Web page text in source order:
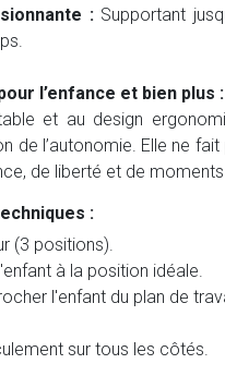
:Supportant
l’enfance et bien plus :
et au design
de l’autonomie. Elle ne
de liberté et de moments
:
(3 positions).
à la position idéale.
l'enfant du plan de
sur tous les côtés.